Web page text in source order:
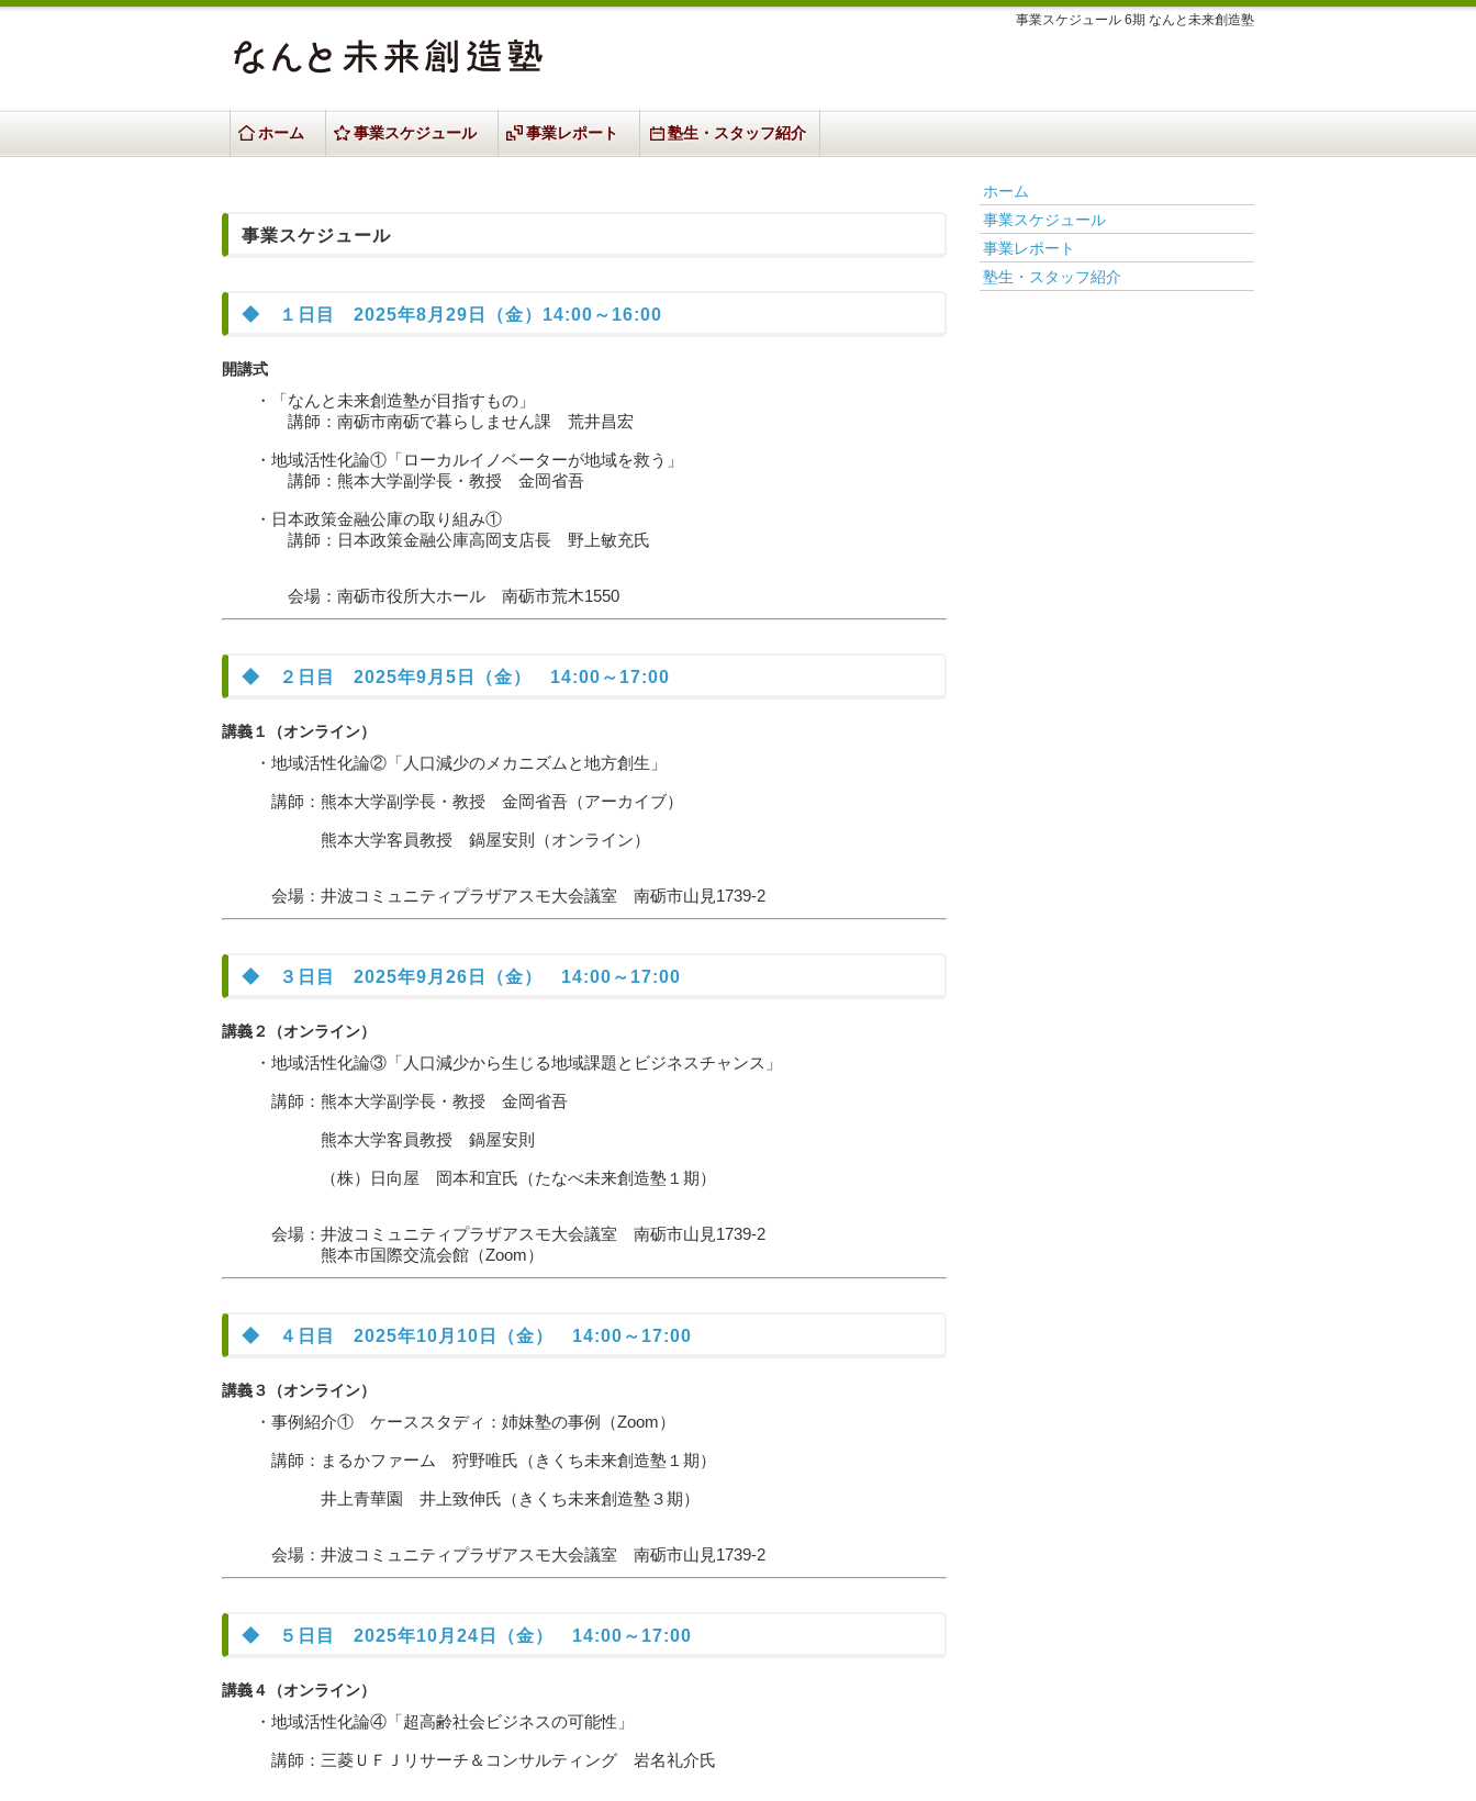
事業スケジュール 6期 なんと未来創造塾
ホーム 事業スケジュール 事業レポート 塾生・スタッフ紹介
事業スケジュール
◆ １日目 2025年8月29日（金）14:00～16:00
開講式
・「なんと未来創造塾が目指すもの」
講師：南砺市南砺で暮らしません課 荒井昌宏
・地域活性化論①「ローカルイノベーターが地域を救う」
講師：熊本大学副学長・教授 金岡省吾
・日本政策金融公庫の取り組み①
講師：日本政策金融公庫高岡支店長 野上敏充氏
会場：南砺市役所大ホール 南砺市荒木1550
◆ ２日目 2025年9月5日（金） 14:00～17:00
講義１（オンライン）
・地域活性化論②「人口減少のメカニズムと地方創生」
講師：熊本大学副学長・教授 金岡省吾（アーカイブ）
熊本大学客員教授 鍋屋安則（オンライン）
会場：井波コミュニティプラザアスモ大会議室 南砺市山見1739-2
◆ ３日目 2025年9月26日（金） 14:00～17:00
講義２（オンライン）
・地域活性化論③「人口減少から生じる地域課題とビジネスチャンス」
講師：熊本大学副学長・教授 金岡省吾
熊本大学客員教授 鍋屋安則
（株）日向屋 岡本和宜氏（たなべ未来創造塾１期）
会場：井波コミュニティプラザアスモ大会議室 南砺市山見1739-2
熊本市国際交流会館（Zoom）
◆ ４日目 2025年10月10日（金） 14:00～17:00
講義３（オンライン）
・事例紹介① ケーススタディ：姉妹塾の事例（Zoom）
講師：まるかファーム 狩野唯氏（きくち未来創造塾１期）
井上青華園 井上致伸氏（きくち未来創造塾３期）
会場：井波コミュニティプラザアスモ大会議室 南砺市山見1739-2
◆ ５日目 2025年10月24日（金） 14:00～17:00
講義４（オンライン）
・地域活性化論④「超高齢社会ビジネスの可能性」
講師：三菱ＵＦＪリサーチ＆コンサルティング 岩名礼介氏
ホーム
事業スケジュール
事業レポート
塾生・スタッフ紹介